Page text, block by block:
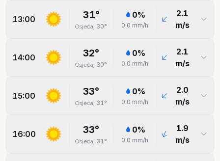
13:00 31°
Osjećaj 30°
0%
0.0 mm/h
2.1
m/s
14:00 32°
Osjećaj 30°
0%
0.0 mm/h
2.1
m/s
15:00 33°
Osjećaj 31°
0%
0.0 mm/h
2.0
m/s
16:00 33°
Osjećaj 31°
0%
0.0 mm/h
1.9
m/s